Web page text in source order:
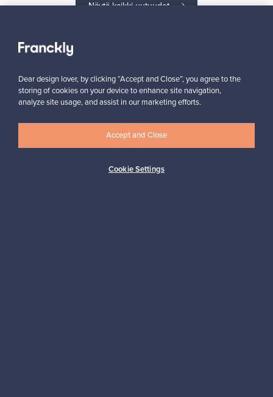
Näytä kaikki uutuudet
Haluatko inspiroitua designista?
Dear design lover, by clicking “Accept and Close”, you agree to the
storing of cookies on your device to enhance site navigation,
analyze site usage, and assist in our marketing efforts.
Cookie Settings
Accept and Close